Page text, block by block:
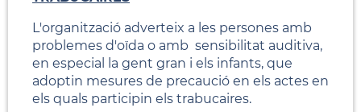
L'organització adverteix a les persones amb
problemes d'oïda o amb sensibilitat auditiva,
en especial la gent gran i els infants, que
adoptin mesures de precaució en els actes en
els quals participin els trabucaires.